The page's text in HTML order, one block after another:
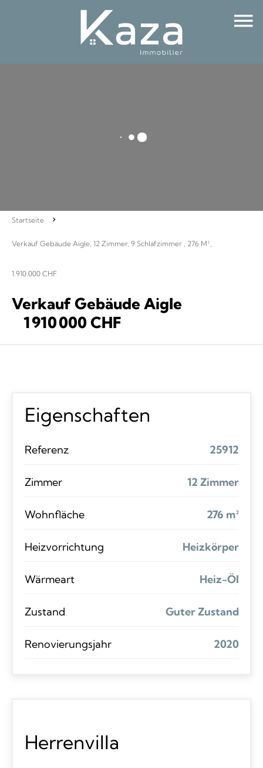
Startseite
Verkauf Gebäude Aigle, 12 Zimmer, 9 Schlafzimmer , 276 M²,
1.910.000 CHF
Verkauf Gebäude Aigle
1 910 000 CHF
Eigenschaften
Referenz 25912
Zimmer 12 Zimmer
Wohnfläche 276 m²
Heizvorrichtung Heizkörper
Wärmeart Heiz-Öl
Zustand Guter Zustand
Renovierungsjahr 2020
Herrenvilla